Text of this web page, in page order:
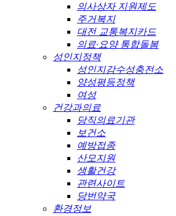
의사상자 지원제도
주거복지
대전 교통복지카드
의료·요양 통합돌봄
성인지정책
성인지감수성충전소
양성평등정책
여성
건강과의료
당직의료기관
보건소
예방접종
산모지원
생활건강
관련사이트
당번약국
환경정보